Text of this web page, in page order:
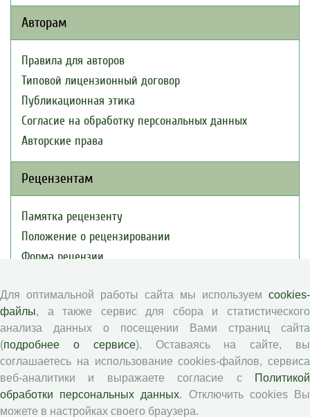
Авторам
Правила для авторов
Типовой лицензионный договор
Публикационная этика
Согласие на обработку персональных данных
Авторские права
Рецензентам
Памятка рецензенту
Положение о рецензировании
Форма рецензии
Журналы ВолНЦ РАН
Экономические и социальные перемены
Проблемы развития территории
Вопросы территориального развития
Социальное пространство
Для оптимальной работы сайта мы используем cookies-
файлы, а также сервис для сбора и статистического
анализа данных о посещении Вами страниц сайта
(подробнее о сервисе). Оставаясь на сайте, вы
соглашаетесь на использование cookies-файлов, сервиса
веб-аналитики и выражаете согласие с
Политикой
обработки персональных данных. Отключить cookies Вы
можете в настройках своего браузера.